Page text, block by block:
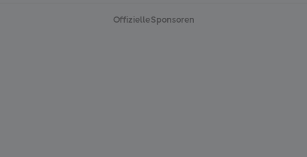
Offizielle Sponsoren